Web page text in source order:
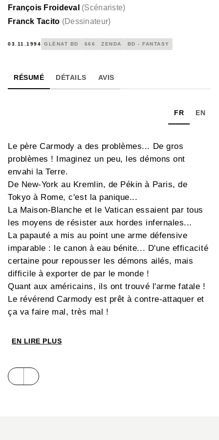
François Froideval (Scénariste)
Franck Tacito (Dessinateur)
03.11.1994 GLÉNAT BD 666 ZENDA BD - FANTASY
RÉSUMÉ DÉTAILS AVIS
FR EN
Le père Carmody a des problèmes... De gros
problèmes ! Imaginez un peu, les démons ont
envahi la Terre.
De New-York au Kremlin, de Pékin à Paris, de
Tokyo à Rome, c'est la panique...
La Maison-Blanche et le Vatican essaient par tous
les moyens de résister aux hordes infernales...
La papauté a mis au point une arme défensive
imparable : le canon à eau bénite... D'une efficacité
certaine pour repousser les démons ailés, mais
difficile à exporter de par le monde !
Quant aux américains, ils ont trouvé l'arme fatale !
Le révérend Carmody est prêt à contre-attaquer et
ça va faire mal, très mal !
EN LIRE PLUS